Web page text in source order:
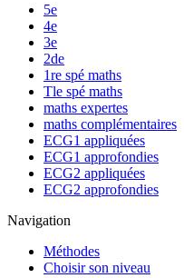
5e
4e
3e
2de
1re spé maths
Tle spé maths
maths expertes
maths complémentaires
ECG1 appliquées
ECG1 approfondies
ECG2 appliquées
ECG2 approfondies
Navigation
Méthodes
Choisir son niveau